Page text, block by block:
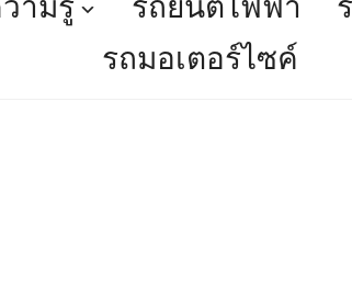
ามรู้ รถยนต์ไฟฟ้า
รถมอเตอร์ไซค์